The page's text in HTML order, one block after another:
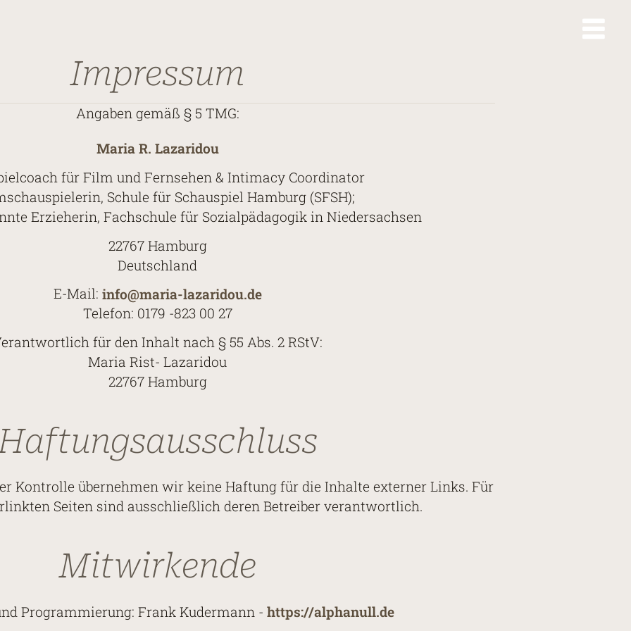
Impressum
Angaben gemäß § 5 TMG:
Maria R. Lazaridou
für Film und Fernsehen & Intimacy Coordinator
Schule für Schauspiel Hamburg (SFSH);
Erzieherin, Fachschule für Sozialpädagogik in Niedersachsen
22767 Hamburg
Deutschland
E-Mail: info@maria-lazaridou.de
Telefon: 0179 -823 00 27
für den Inhalt nach § 55 Abs. 2 RStV:
Maria Rist- Lazaridou
22767 Hamburg
Kontrolle übernehmen wir keine Haftung für die Inhalte externer Links. Für
Seiten sind ausschließlich deren Betreiber verantwortlich.
Mitwirkende
Programmierung: Frank Kudermann - https://alphanull.de